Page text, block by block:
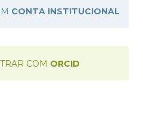
CONTA INSTITUCIONAL
COM ORCID